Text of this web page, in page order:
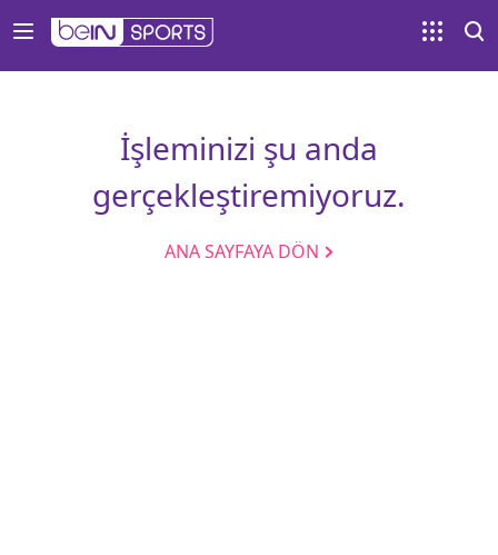
İşleminizi şu anda
gerçekleştiremiyoruz.
ANA SAYFAYA DÖN